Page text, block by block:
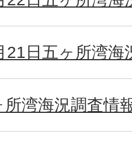
21日五ヶ所湾海
所湾海況調査情